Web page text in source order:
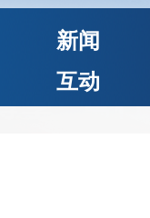
新闻
互动